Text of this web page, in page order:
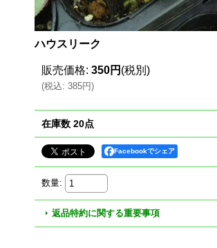
ハウスリーク
販売価格: 350円 (税別)
(税込: 385円)
在庫数 20点
Facebookでシェア
数量:
返品特約に関する重要事項